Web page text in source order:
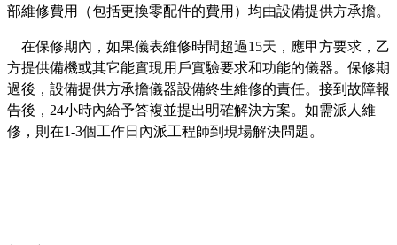
部維修費用（包括更換零配件的費用）均由設備提供方承擔。
在保修期內，如果儀表維修時間超過15天，應甲方要求，乙
方提供備機或其它能實現用戶實驗要求和功能的儀器。保修期
過後，設備提供方承擔儀器設備終生維修的責任。接到故障報
告後，24小時內給予答複並提出明確解決方案。如需派人維
修，則在1-3個工作日內派工程師到現場解決問題。